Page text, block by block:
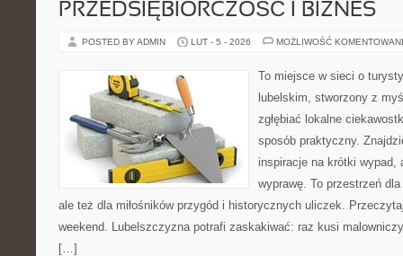
PRZEDSIĘBIORCZOŚĆ I BIZNES
POSTED BY ADMIN LUT - 5 - 2026 MOŻLIWOŚĆ
To miejsce w sieci o
lubelskim, stworzony z
zgłębiać lokalne
sposób praktyczny.
inspiracje na krótki wypad,
wyprawę. To przestrzeń
ale też dla miłośników przygód i historycznych uliczek.
weekend. Lubelszczyzna potrafi zaskakiwać: raz kusi
[…]